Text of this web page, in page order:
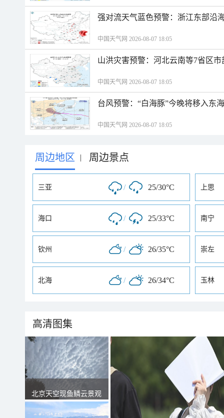
强对流天气蓝色预警：浙江东部沿
中国天气网 2026-08-07 18:05
山洪灾害预警：河北云南等7省区
中国天气网 2026-08-07 18:05
台风预警：“白海豚”今晚将移入东
中国天气网 2026-08-07 18:05
周边地区 | 周边景点
三亚 / 25/30°C 上思
海口 / 25/33°C 南宁
钦州 / 26/35°C 崇左
北海 / 26/34°C 玉林
高清图集
北京天空现鱼鳞云景观